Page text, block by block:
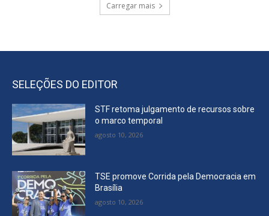
Carregar mais
SELEÇÕES DO EDITOR
STF retoma julgamento de recursos sobre
o marco temporal
agosto 10, 2026
TSE promove Corrida pela Democracia em
Brasília
agosto 10, 2026